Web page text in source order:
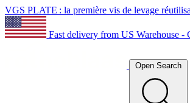
VGS PLATE : la première vis de levage
Fast delivery from US Warehouse -
Open Search